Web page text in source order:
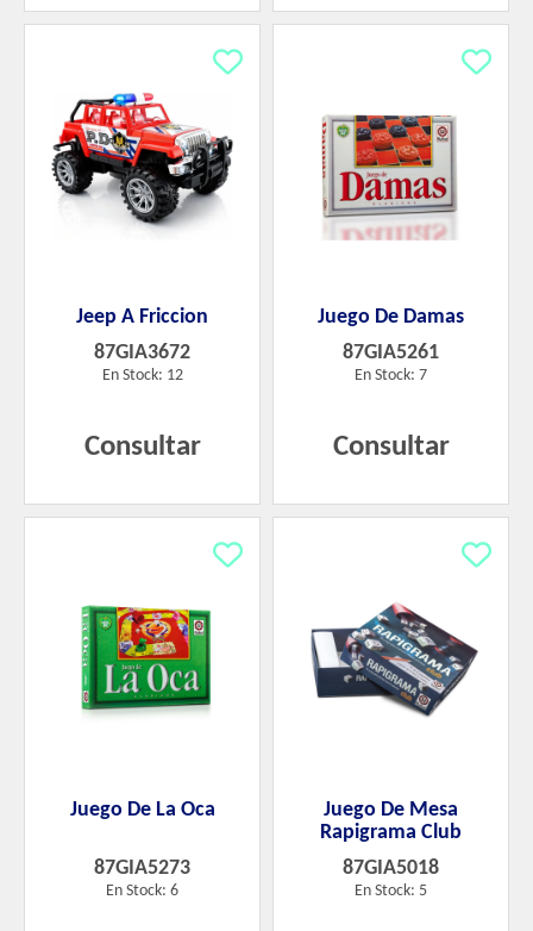
Jeep A Friccion
87GIA3672
En Stock: 12
Consultar
Juego De Damas
87GIA5261
En Stock: 7
Consultar
Juego De La Oca
87GIA5273
En Stock: 6
Juego De Mesa
Rapigrama Club
87GIA5018
En Stock: 5